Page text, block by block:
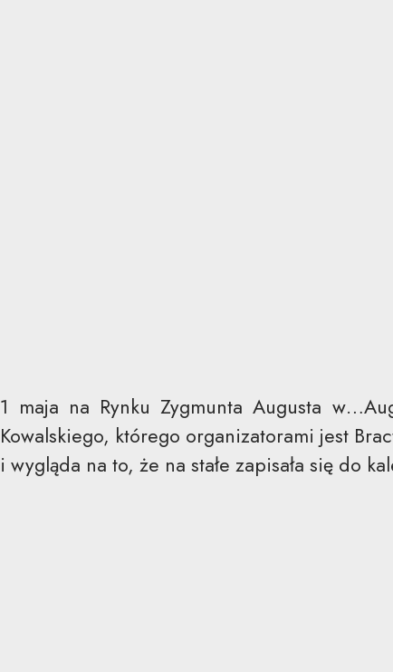
1 maja na Rynku Zygmunta Augusta
Kowalskiego, którego organizatorami jest
i wygląda na to, że na stałe zapisała się do